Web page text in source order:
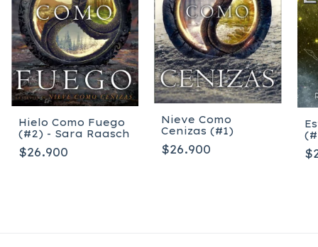
Hielo Como Fuego
(#2) - Sara Raasch
$26.900
Nieve Como
Cenizas (#1)
$26.900